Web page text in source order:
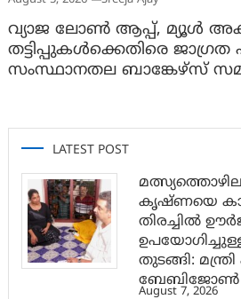
വ്യാജ ലോൺ ആപ്പ്, മ്യൂൾ
തട്ടിപ്പുകൾക്കെതിരെ ജാ​ഗ്രത
സംസ്ഥാനതല ബാങ്കേഴ്സ്
LATEST POST
കൃഷ്ണയെ
തിരച്ചിൽ
തുടങ്ങി:
ബേബിജോണ്‍
August 7, 2026